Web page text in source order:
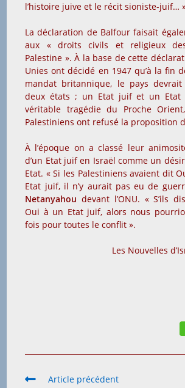
l’histoire juive et le récit sioniste-juif…
La déclaration de Balfour faisait
aux « droits civils et religieux
Palestine ». À la base de cette
Unies ont décidé en 1947 qu’à la fin
mandat britannique, le pays
deux états ; un Etat juif et un Etat
véritable tragédie du Proche
Palestiniens ont refusé la proposition
À l’époque on a classé leur
d’un Etat juif en Israël comme un
Etat. « Si les Palestiniens avaient dit
Etat juif, il n’y aurait pas eu de
Netanyahou devant l’ONU. « S’ils
Oui à un Etat juif, alors nous
fois pour toutes le conflit ».
Les Nouvelles
Read
Article précédent